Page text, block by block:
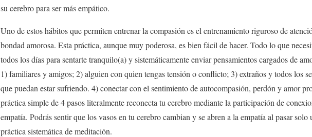
su cerebro para ser más empático.
Uno de estos hábitos que permiten entrenar la compasión es el entrenamiento riguroso de
bondad amorosa. Esta práctica, aunque muy poderosa, es bien fácil de hacer. Todo lo que
todos los días para sentarte tranquilo(a) y sistemáticamente enviar pensamientos cargados de
1) familiares y amigos; 2) alguien con quien tengas tensión o conflicto; 3) extraños y todos los
que puedan estar sufriendo. 4) conectar con el sentimiento de autocompasión, perdón y amor
práctica simple de 4 pasos literalmente reconecta tu cerebro mediante la participación de
empatía. Podrás sentir que los vasos en tu cerebro cambian y se abren a la empatía al pasar
práctica sistemática de meditación.